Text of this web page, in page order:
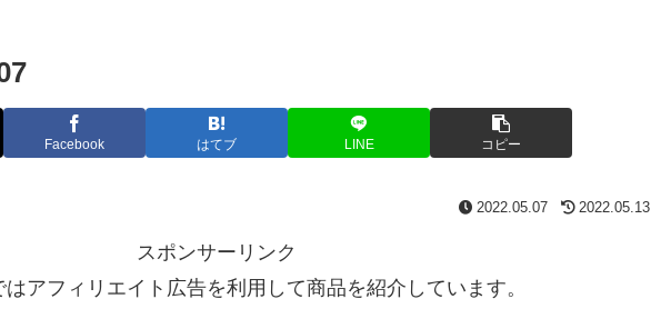
Facebook はてブ LINE コピー
2022.05.07 2022.05.13
スポンサーリンク
はアフィリエイト広告を利用して商品を紹介しています。